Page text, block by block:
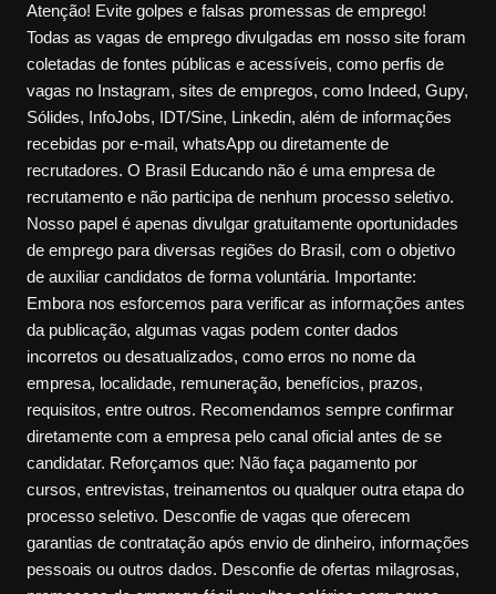
Atenção! Evite golpes e falsas promessas de emprego!
Todas as vagas de emprego divulgadas em nosso site foram
coletadas de fontes públicas e acessíveis, como perfis de
vagas no Instagram, sites de empregos, como Indeed, Gupy,
Sólides, InfoJobs, IDT/Sine, Linkedin, além de informações
recebidas por e-mail, whatsApp ou diretamente de
recrutadores. O Brasil Educando não é uma empresa de
recrutamento e não participa de nenhum processo seletivo.
Nosso papel é apenas divulgar gratuitamente oportunidades
de emprego para diversas regiões do Brasil, com o objetivo
de auxiliar candidatos de forma voluntária. Importante:
Embora nos esforcemos para verificar as informações antes
da publicação, algumas vagas podem conter dados
incorretos ou desatualizados, como erros no nome da
empresa, localidade, remuneração, benefícios, prazos,
requisitos, entre outros. Recomendamos sempre confirmar
diretamente com a empresa pelo canal oficial antes de se
candidatar. Reforçamos que: Não faça pagamento por
cursos, entrevistas, treinamentos ou qualquer outra etapa do
processo seletivo. Desconfie de vagas que oferecem
garantias de contratação após envio de dinheiro, informações
pessoais ou outros dados. Desconfie de ofertas milagrosas,